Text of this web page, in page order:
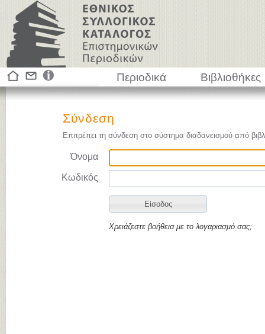
Περιοδικά Βιβλιοθήκες
Σύνδεση
Επιτρέπει τη σύνδεση στο σύστημα διαδανεισμού από
Όνομα
Κωδικός
Χρειάζεστε βοήθεια με το λογαριασμό σας;